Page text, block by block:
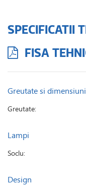
SPECIFICATII
FISA
Greutate si dimensiuni
Greutate:
Lampi
Soclu:
Design